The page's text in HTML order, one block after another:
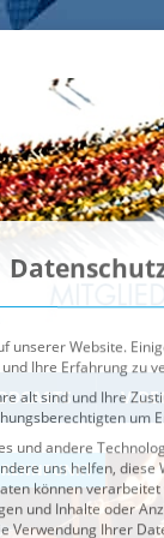
unserer Website.
Ihre Erfahrung zu
alt sind und Ihre
um
uns helfen,
können verarbeitet
und Inhalte oder
jederzeit unter
der Service-
Alle